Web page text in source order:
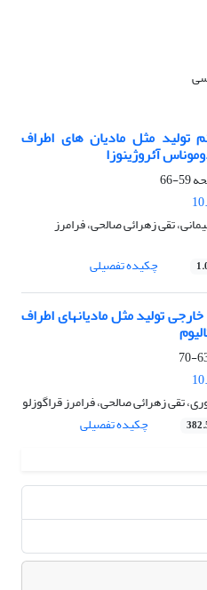
مثل مادیان های اطراف
آئروژینوزا
59-66
تقی زهرائی صالحی، فرامرز
چکیده تفصیلی
تولید مثل مادیانهای اطراف
تقی زهرائی صالحی، فرامرز قراگوزلو
چکیده تفصیلی